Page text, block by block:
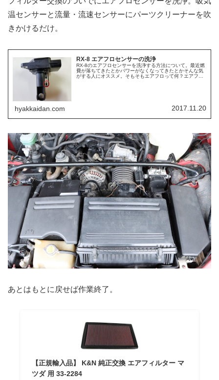
温センサーと流量・流速センサーにパーツクリーナーを吹
きかけるだけ。
RX-8 エアフロセンサーの洗浄
RX-8のエアフロセンサーを洗浄する方法について。最近燃
費が落ちてきたとかパワーがなくなってきたとかそんな気
がする人にオススメ。そもそもエアフロって何？エアフロ
hyakkaidan.com 2017.11.20
あとはもとに戻せば作業終了。
【正規輸入品】 K&N 純正交換 エアフィルター マ
ツダ 用 33-2284